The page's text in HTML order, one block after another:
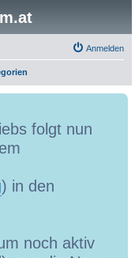
Anmelden
folgt nun
) in den
noch aktiv